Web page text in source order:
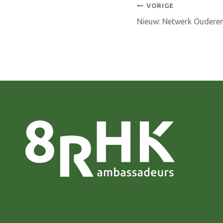
Bericht
navigatie
VORIGE
Nieuw: Netwerk